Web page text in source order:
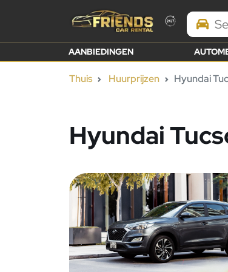
Search
AANBIEDINGEN
Thuis Huurprijzen Hyundai
Hyundai